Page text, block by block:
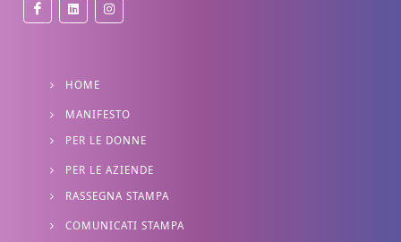
HOME
MANIFESTO
PER LE DONNE
PER LE AZIENDE
RASSEGNA STAMPA
COMUNICATI STAMPA